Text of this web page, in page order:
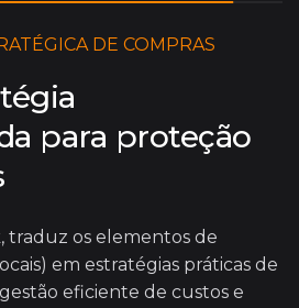
DE COMPRAS
para proteção
traduz os elementos de
em estratégias práticas de
eficiente de custos e